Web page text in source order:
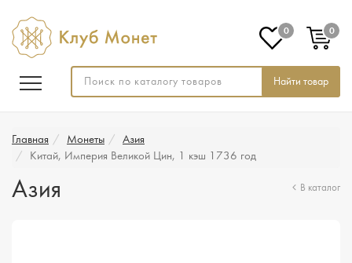
Найти товар
0 0
Главная Монеты
Азия
Китай, Империя Великой Цин, 1 кэш 1736 год
Азия В каталог